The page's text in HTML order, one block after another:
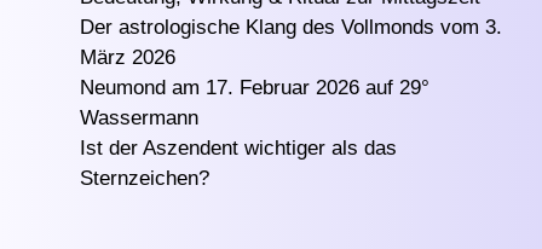
Der astrologische Klang des Vollmonds vom 3.
März 2026
Neumond am 17. Februar 2026 auf 29°
Wassermann
Ist der Aszendent wichtiger als das
Sternzeichen?